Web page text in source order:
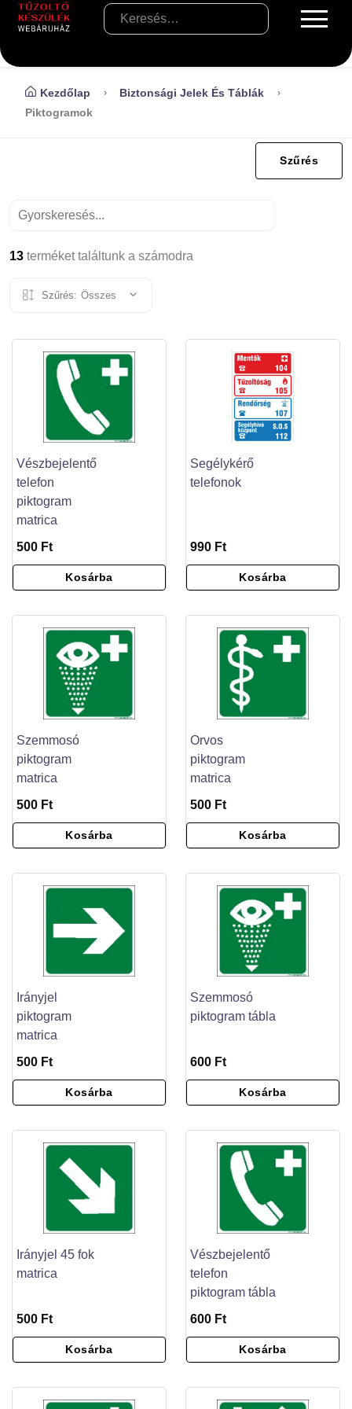
Kezdőlap
Biztonsági Jelek És Táblák
Piktogramok
Szűrés
13 terméket találtunk a számodra
Szűrés: Összes
Vészbejelentő
telefon
piktogram
matrica
500 Ft
Kosárba
Segélykérő
telefonok
990 Ft
Kosárba
Szemmosó
piktogram
matrica
500 Ft
Kosárba
Orvos
piktogram
matrica
500 Ft
Kosárba
Irányjel
piktogram
matrica
500 Ft
Kosárba
Szemmosó
piktogram tábla
600 Ft
Kosárba
Irányjel 45 fok
matrica
500 Ft
Kosárba
Vészbejelentő
telefon
piktogram tábla
600 Ft
Kosárba